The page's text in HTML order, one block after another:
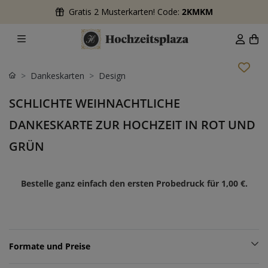
Gratis 2 Musterkarten! Code: 2KMKM
Dankeskarten Design
SCHLICHTE WEIHNACHTLICHE
DANKESKARTE ZUR HOCHZEIT IN ROT UND
GRÜN
Bestelle ganz einfach den ersten Probedruck für 1,00 €.
Formate und Preise